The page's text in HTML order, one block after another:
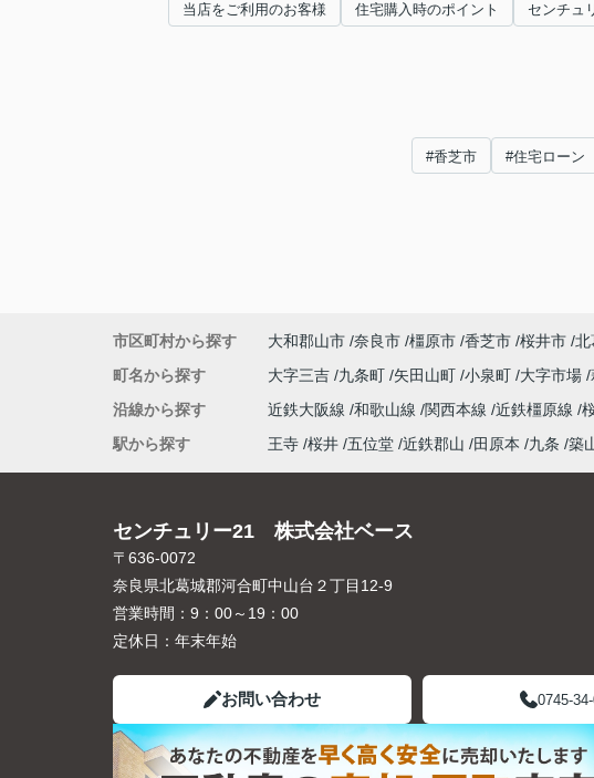
当店をご利用のお客様 住宅購入時のポイント センチュ
#香芝市 #住宅ローン
市区町村から探す 大和郡山市 奈良市 橿原市 香芝市 桜井市 北
町名から探す
大字三吉 九条町 矢田山町 小泉町 大字市場
沿線から探す
近鉄大阪線 和歌山線 関西本線 近鉄橿原線
駅から探す
王寺 桜井 五位堂 近鉄郡山 田原本 九条 築
センチュリー21 株式会社ベース
〒636-0072
奈良県北葛城郡河合町中山台２丁目12-9
営業時間： 9：00～19：00
定休日： 年末年始
お問い合わせ 0745-